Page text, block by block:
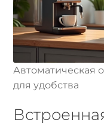
Автоматическая
для удобства